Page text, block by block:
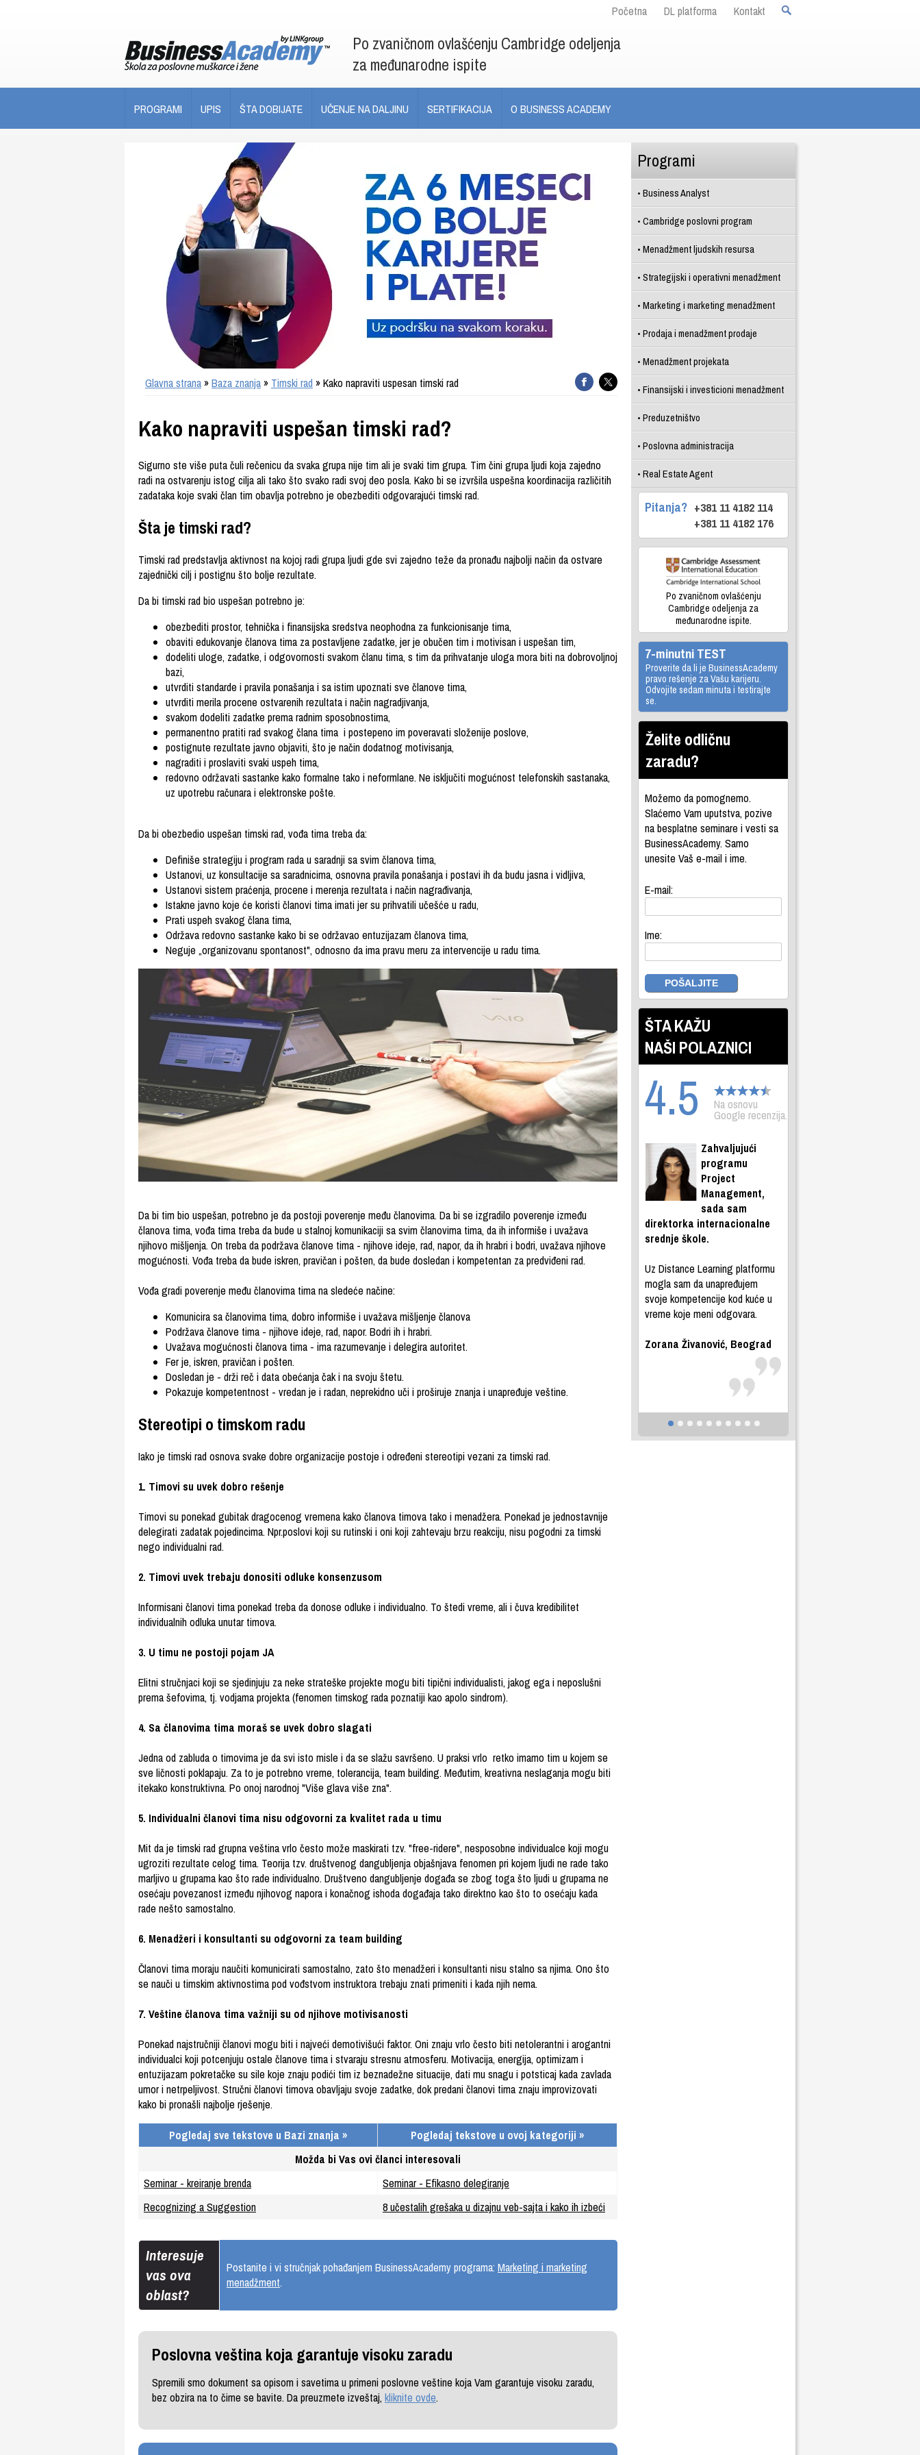
Početna DL platforma Kontakt
Po zvaničnom ovlašćenju Cambridge odeljenja
za međunarodne ispite
PROGRAMI UPIS ŠTA DOBIJATE UČENJE NA DALJINU SERTIFIKACIJA O BUSINESS ACADEMY
Glavna strana»Baza znanja» Timski rad » Kako napraviti uspesan timski rad
Kako napraviti uspešan timski rad?
Sigurno ste više puta čuli rečenicu da svaka grupa nije tim ali je svaki tim grupa. Tim čini grupa ljudi koja zajedno
radi na ostvarenju istog cilja ali tako što svako radi svoj deo posla. Kako bi se izvršila uspešna koordinacija različitih
zadataka koje svaki član tim obavlja potrebno je obezbediti odgovarajući timski rad.
Šta je timski rad?
Timski rad predstavlja aktivnost na kojoj radi grupa ljudi gde svi zajedno teže da pronađu najbolji način da ostvare
zajednički cilj i postignu što bolje rezultate.
Da bi timski rad bio uspešan potrebno je:
obezbediti prostor, tehnička i finansijska sredstva neophodna za funkcionisanje tima,
obaviti edukovanje članova tima za postavljene zadatke, jer je obučen tim i motivisan i uspešan tim,
dodeliti uloge, zadatke, i odgovornosti svakom članu tima, s tim da prihvatanje uloga mora biti na dobrovoljnoj
bazi,
utvrditi standarde i pravila ponašanja i sa istim upoznati sve članove tima,
utvrditi merila procene ostvarenih rezultata i način nagradjivanja,
svakom dodeliti zadatke prema radnim sposobnostima,
permanentno pratiti rad svakog člana tima i postepeno im poveravati složenije poslove,
postignute rezultate javno objaviti, što je način dodatnog motivisanja,
nagraditi i proslaviti svaki uspeh tima,
redovno održavati sastanke kako formalne tako i neformlane. Ne isključiti mogućnost telefonskih sastanaka,
uz upotrebu računara i elektronske pošte.
Da bi obezbedio uspešan timski rad, vođa tima treba da:
Definiše strategiju i program rada u saradnji sa svim članova tima,
Ustanovi, uz konsultacije sa saradnicima, osnovna pravila ponašanja i postavi ih da budu jasna i vidljiva,
Ustanovi sistem praćenja, procene i merenja rezultata i način nagrađivanja,
Istakne javno koje će koristi članovi tima imati jer su prihvatili učešće u radu,
Prati uspeh svakog člana tima,
Održava redovno sastanke kako bi se održavao entuzijazam članova tima,
Neguje „organizovanu spontanost", odnosno da ima pravu meru za intervencije u radu tima.
Da bi tim bio uspešan, potrebno je da postoji poverenje među članovima. Da bi se izgradilo poverenje između
članova tima, vođa tima treba da bude u stalnoj komunikaciji sa svim članovima tima, da ih informiše i uvažava
njihovo mišljenja. On treba da podržava članove tima - njihove ideje, rad, napor, da ih hrabri i bodri, uvažava njihove
mogućnosti. Vođa treba da bude iskren, pravičan i pošten, da bude dosledan i kompetentan za predviđeni rad.
Vođa gradi poverenje među članovima tima na sledeće načine:
Komunicira sa članovima tima, dobro informiše i uvažava mišljenje članova
Podržava članove tima - njihove ideje, rad, napor. Bodri ih i hrabri.
Uvažava mogućnosti članova tima - ima razumevanje i delegira autoritet.
Fer je, iskren, pravičan i pošten.
Dosledan je - drži reč i data obećanja čak i na svoju štetu.
Pokazuje kompetentnost - vredan je i radan, neprekidno uči i proširuje znanja i unapređuje veštine.
Stereotipi o timskom radu
Iako je timski rad osnova svake dobre organizacije postoje i određeni stereotipi vezani za timski rad.
1. Timovi su uvek dobro rešenje
Timovi su ponekad gubitak dragocenog vremena kako članova timova tako i menadžera. Ponekad je jednostavnije
delegirati zadatak pojedincima. Npr.poslovi koji su rutinski i oni koji zahtevaju brzu reakciju, nisu pogodni za timski
nego individualni rad.
2. Timovi uvek trebaju donositi odluke konsenzusom
Informisani članovi tima ponekad treba da donose odluke i individualno. To štedi vreme, ali i čuva kredibilitet
individualnih odluka unutar timova.
3. U timu ne postoji pojam JA
Elitni stručnjaci koji se sjedinjuju za neke strateške projekte mogu biti tipični individualisti, jakog ega i neposlušni
prema šefovima, tj. vodjama projekta (fenomen timskog rada poznatiji kao apolo sindrom).
4. Sa članovima tima moraš se uvek dobro slagati
Jedna od zabluda o timovima je da svi isto misle i da se slažu savršeno. U praksi vrlo retko imamo tim u kojem se
sve ličnosti poklapaju. Za to je potrebno vreme, tolerancija, team building. Međutim, kreativna neslaganja mogu biti
itekako konstruktivna. Po onoj narodnoj "Više glava više zna".
5. Individualni članovi tima nisu odgovorni za kvalitet rada u timu
Mit da je timski rad grupna veština vrlo često može maskirati tzv. "free-ridere", nesposobne individualce koji mogu
ugroziti rezultate celog tima. Teorija tzv. društvenog dangubljenja objašnjava fenomen pri kojem ljudi ne rade tako
marljivo u grupama kao što rade individualno. Društveno dangubljenje događa se zbog toga što ljudi u grupama ne
osećaju povezanost između njihovog napora i konačnog ishoda događaja tako direktno kao što to osećaju kada
rade nešto samostalno.
6. Menadžeri i konsultanti su odgovorni za team building
Članovi tima moraju naučiti komunicirati samostalno, zato što menadžerii konsultanti nisu stalno sa njima. Ono što
se nauči u timskim aktivnostima pod vođstvom instruktora trebaju znati primeniti i kada njih nema.
7. Veštine članova tima važniji su od njihove motivisanosti
Ponekad najstručniji članovi mogu biti i najveći demotivišući faktor. Oni znaju vrlo često biti netolerantni i arogantni
individualci koji potcenjuju ostale članove tima i stvaraju stresnu atmosferu. Motivacija, energija, optimizam i
entuzijazam pokretačke su sile koje znaju podići tim iz beznadežne situacije, dati mu snagu i potsticaj kada zavlada
umor i netrpeljivost. Stručni članovi timova obavljaju svoje zadatke, dok predani članovi tima znaju improvizovati
kako bi pronašli najbolje rješenje.
Pogledaj sve tekstove u Bazi znanja »
Pogledaj tekstove u ovoj kategoriji »
Možda bi Vas ovi članci interesovali
Seminar - kreiranje brenda
Seminar - Efikasno delegiranje
Recognizing a Suggestion
8 učestalih grešaka u dizajnu veb-sajta i kako ih izbeći
Interesuje
vas ova
oblast?
Postanite i vi stručnjak pohađanjem BusinessAcademy programa: Marketing i marketing
menadžment.
Poslovna veština koja garantuje visoku zaradu
Spremili smo dokument sa opisom i savetima u primeni poslovne veštine koja Vam garantuje visoku zaradu,
bez obzira na to čime se bavite. Da preuzmete izveštaj, kliknite ovde.
Programi
Business Analyst
Cambridge poslovni program
Menadžment ljudskih resursa
Strategijski i operativni menadžment
Marketing i marketing menadžment
Prodaja i menadžment prodaje
Menadžment projekata
Finansijski i investicioni menadžment
Preduzetništvo
Poslovna administracija
Real Estate Agent
Pitanja? +381 11 4182 114
+381 11 4182 176
Po zvaničnom ovlašćenju
Cambridge odeljenja za
međunarodne ispite.
7-minutni TEST
Proverite da li je BusinessAcademy
pravo rešenje za Vašu karijeru.
Odvojite sedam minuta i testirajte
se.
Želite odličnu
zaradu?
Možemo da pomognemo.
Slaćemo Vam uputstva, pozive
na besplatne seminare i vesti sa
BusinessAcademy. Samo
unesite Vaš e-mail i ime.
E-mail:
Ime:
ŠTA KAŽU
NAŠI POLAZNICI
4.5 Na osnovu
Google recenzija.
Zahvaljujući
programu
Project
Management,
sada sam
direktorka internacionalne
srednje škole.
Uz Distance Learning platformu
mogla sam da unapređujem
svoje kompetencije kod kuće u
vreme koje meni odgovara.
Zorana Živanović, Beograd